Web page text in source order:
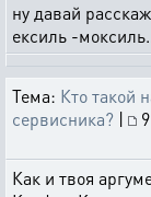
ну давай
ексиль -
Тема: Кто такой
сервисника? |
Как и твоя